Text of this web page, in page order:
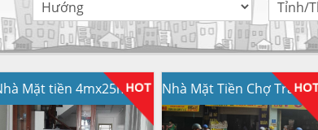
Nhà Mặt tiền 4mx25m. Đúc 2 lầu MT Đường Nhựa 14m. Nhà Mặt Tiền Chợ Trần Quang Cơ 4m x 19m. 1 lầu mới